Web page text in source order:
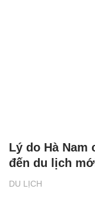
DU LỊCH
Lý do Hà Nam
đến du lịch